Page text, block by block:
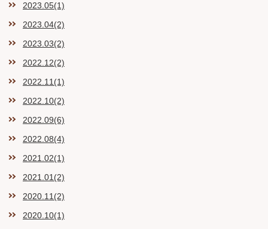
2023.05(1)
2023.04(2)
2023.03(2)
2022.12(2)
2022.11(1)
2022.10(2)
2022.09(6)
2022.08(4)
2021.02(1)
2021.01(2)
2020.11(2)
2020.10(1)